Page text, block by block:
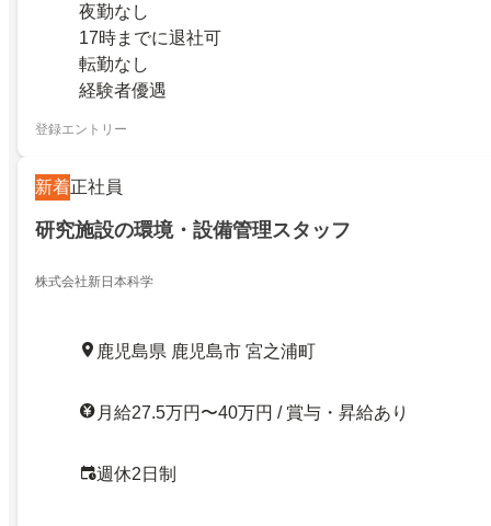
夜勤なし
17時までに退社可
転勤なし
経験者優遇
登録エントリー
新着正社員
研究施設の環境・設備管理スタッフ
株式会社新日本科学
鹿児島県 鹿児島市 宮之浦町
月給27.5万円〜40万円 / 賞与・昇給あり
週休2日制